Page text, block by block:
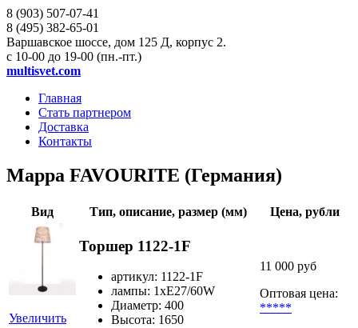
8 (903) 507-07-41
8 (495) 382-65-01
Варшавское шоссе, дом 125 Д, корпус 2.
с 10-00 до 19-00 (пн.-пт.)
multisvet.com
Главная
Стать партнером
Доставка
Контакты
Mappa FAVOURITE (Германия)
Вид Тип, описание, размер (мм) Цена, рубли
Увеличить
Торшер 1122-1F
артикул: 1122-1F
лампы: 1хE27/60W
Диаметр: 400
Высота: 1650
11 000 руб
Оптовая цена:
*****